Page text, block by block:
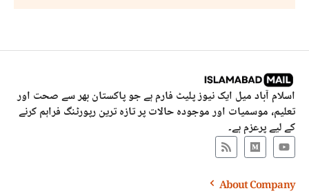
اسلام آباد میل ایک نیوز پلیٹ فارم ہے جو پاکستان بھر سے صحت اور
تعلیم، موسمیات اور موجودہ حالات پر تازہ ترین رپورٹنگ فراہم کرنے
کے لیے پرعزم ہے۔
About Company